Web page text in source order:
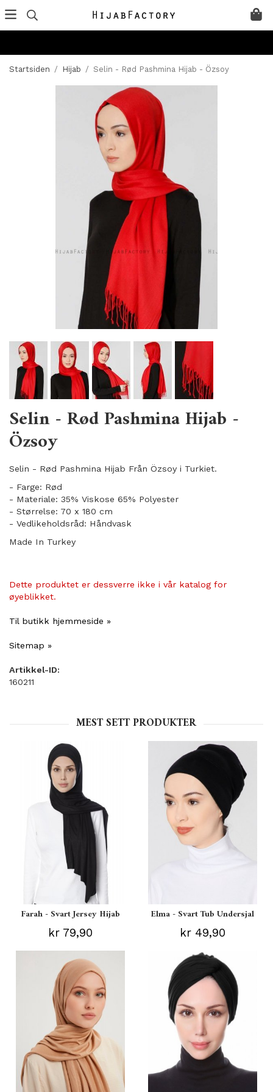
Startsiden / Hijab / Selin - Rød Pashmina Hijab - Özsoy
Selin - Rød Pashmina Hijab -
Özsoy
Selin - Rød Pashmina Hijab Från Özsoy i Turkiet.
- Farge: Rød
- Materiale: 35% Viskose 65% Polyester
- Størrelse: 70 x 180 cm
- Vedlikeholdsråd: Håndvask
Made In Turkey
Dette produktet er dessverre ikke i vår katalog for
øyeblikket.
Til butikk hjemmeside »
Sitemap »
Artikkel-ID:
160211
MEST SETT PRODUKTER
Farah - Svart Jersey Hijab
kr 79,90
Elma - Svart Tub Undersjal
kr 49,90